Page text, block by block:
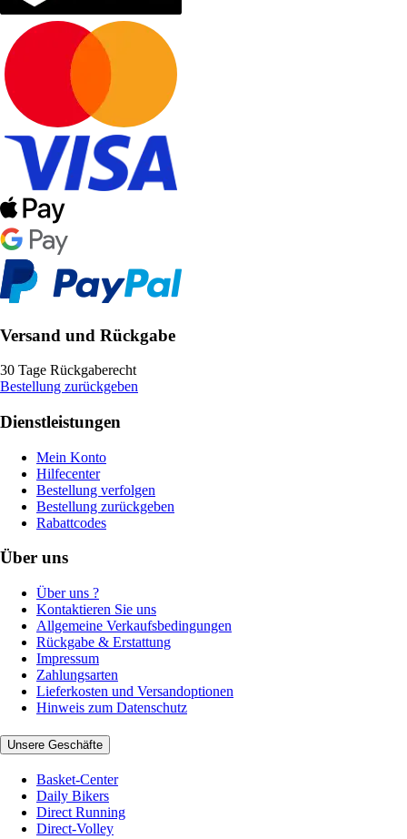
Versand und Rückgabe
30 Tage Rückgaberecht
Bestellung zurückgeben
Dienstleistungen
Mein Konto
Hilfecenter
Bestellung verfolgen
Bestellung zurückgeben
Rabattcodes
Über uns
Über uns ?
Kontaktieren Sie uns
Allgemeine Verkaufsbedingungen
Rückgabe & Erstattung
Impressum
Zahlungsarten
Lieferkosten und Versandoptionen
Hinweis zum Datenschutz
Unsere Geschäfte
Basket-Center
Daily Bikers
Direct Running
Direct-Volley